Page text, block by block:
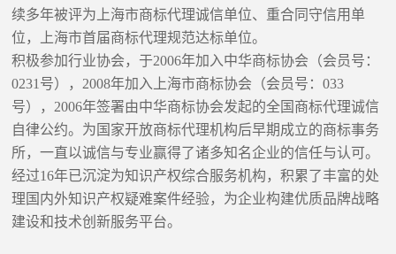
续多年被评为上海市商标代理诚信单位、重合同守信用单
位，上海市首届商标代理规范达标单位。
积极参加行业协会，于2006年加入中华商标协会（会员号：
0231号），2008年加入上海市商标协会（会员号：033
号），2006年签署由中华商标协会发起的全国商标代理诚信
自律公约。为国家开放商标代理机构后早期成立的商标事务
所，一直以诚信与专业赢得了诸多知名企业的信任与认可。
经过16年已沉淀为知识产权综合服务机构，积累了丰富的处
理国内外知识产权疑难案件经验，为企业构建优质品牌战略
建设和技术创新服务平台。